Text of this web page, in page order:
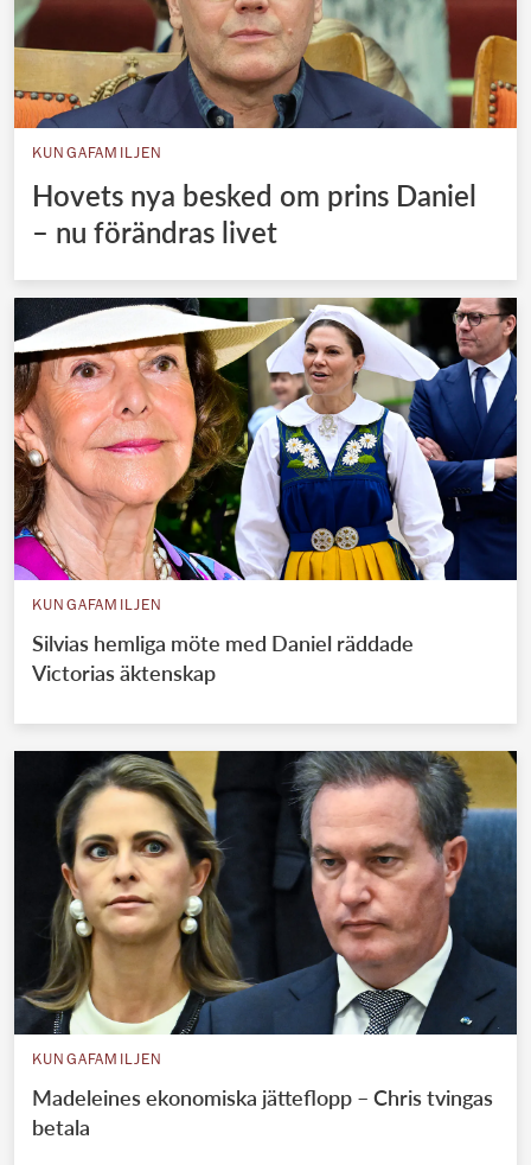
KUNGAFAMILJEN
Hovets nya besked om prins Daniel
– nu förändras livet
KUNGAFAMILJEN
Silvias hemliga möte med Daniel räddade
Victorias äktenskap
KUNGAFAMILJEN
Madeleines ekonomiska jätteflopp – Chris tvingas
betala